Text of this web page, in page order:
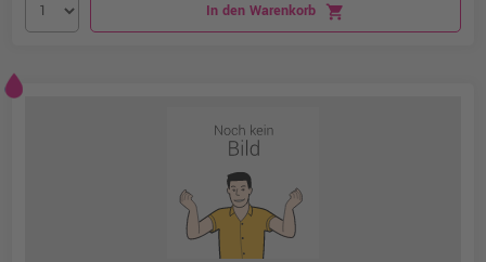
In den Warenkorb shopping_cart